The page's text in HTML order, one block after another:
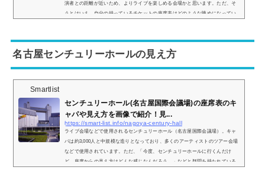
演者との距離が近いため、よりライブを楽しめる会場かと思います。ただ、そ
うとはいえ、自分の持っているチケットの座席表はどのような眺めになってい
サンプラザホールの座席表とキャパは？中野サンプラザホールのホームページ
に掲載...
名古屋センチュリーホールの見え方
Smartlist
センチュリーホール(名古屋国際会議場)の座席表のキ
ャパや見え方を画像で紹介！見...
https://smart-list.info/nagoya-century-hall
ライブ会場などで使用されるセンチュリーホール（名古屋国際会議場）。キャ
パは約3,000人と中規模な造りとなっており、多くのアーティストのツアー会場
などで使用されています。ただ、「今度、センチュリーホールに行くんだけ
ど、座席からの見え方はどんな感じなんだろう…」などと疑問を持たれている